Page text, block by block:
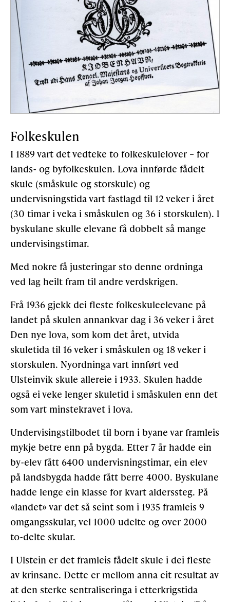
Folkeskulen
I 1889 vart det vedteke to folkeskulelover – for
lands- ­og byfolkeskulen. Lova innførde fådelt
skule (småskule og storskule) og
undervisningstida vart fastlagd til 12 veker i året
(30 timar i veka i småskulen og 36 i storskulen). l
byskulane skulle elevane få dobbelt så mange
undervisingstimar.
Med nokre få justeringar sto denne ordninga
ved lag heilt fram til andre verdskrigen.
Frå 1936 gjekk dei fleste folkeskuleelevane på
landet på skulen annankvar dag i 36 veker i året
Den nye lova, som kom det året, utvida
skuletida til 16 veker i småskulen og 18 veker i
storskulen. Nyordnin­ga vart innført ved
Ulsteinvik skule allereie i 1933. Skulen hadde
også ei veke lenger skuletid i småsku­len enn det
som vart minstekravet i lova.
Undervisingstilbodet til born i byane var framleis
mykje betre enn på bygda. Etter 7 år hadde ein
by-elev fått 6400 undervisningstimar, ein elev
på landsbygda hadde fått berre 4000. Byskulane
hadde lenge ein klasse for kvart alderssteg. På
«landet» var det så seint som i 1935 framleis 9
omgangsskular, vel 1000 udelte og over 2000
to-delte skular.
I Ulstein er det framleis fådelt skule i dei fleste
av krinsane. Dette er mellom anna eit resultat av
at den sterke sentraliseringa i etterkrigstida